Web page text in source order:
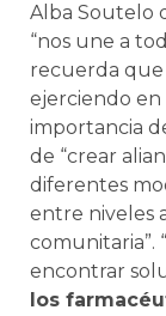
Alba Soutelo
“nos une a
recuerda que
ejerciendo en
importancia
de “crear
diferentes
entre niveles
comunitaria”.
encontrar
los